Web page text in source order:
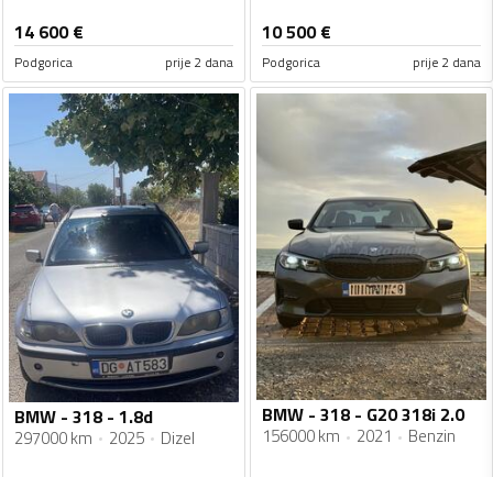
14 600€
Podgorica prije 2 dana
10 500€
Podgorica prije 2 dana
BMW - 318 - 1.8d
297000 km 2025 Dizel
BMW - 318 - G20 318i 2.0
156000 km 2021 Benzin